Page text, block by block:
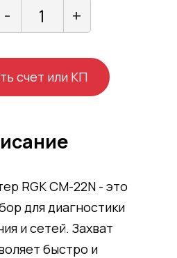
- +
счет или КП
RGK CM-22N - это
для диагностики
и сетей. Захват
быстро и